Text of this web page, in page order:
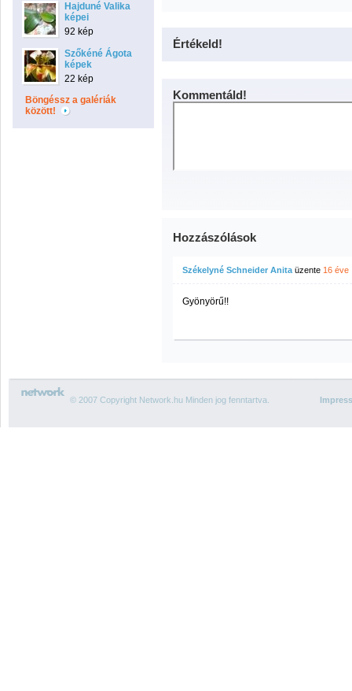
Hajduné Valika
képei
92 kép
Szőkéné Ágota
képek
22 kép
Böngéssz a galériák
között!
Értékeld!
Kommentáld!
Hozzászólások
Székelyné Schneider Anita üzente 16 éve
Gyönyörű!!
© 2007 Copyright Network.hu Minden jog fenntartva.